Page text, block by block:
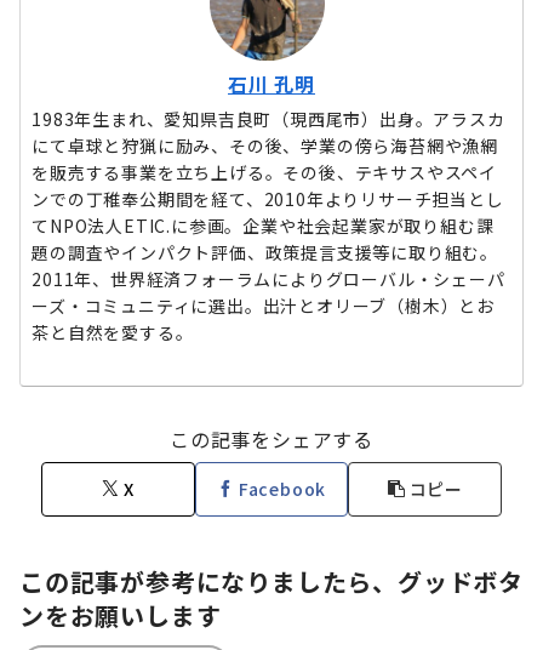
石川 孔明
1983年生まれ、愛知県吉良町（現西尾市）出身。アラスカ
にて卓球と狩猟に励み、その後、学業の傍ら海苔網や漁網
を販売する事業を立ち上げる。その後、テキサスやスペイ
ンでの丁稚奉公期間を経て、2010年よりリサーチ担当とし
てNPO法人ETIC.に参画。企業や社会起業家が取り組む課
題の調査やインパクト評価、政策提言支援等に取り組む。
2011年、世界経済フォーラムによりグローバル・シェーパ
ーズ・コミュニティに選出。出汁とオリーブ（樹木）とお
茶と自然を愛する。
この記事をシェアする
X Facebook コピー
この記事が参考になりましたら、グッドボタ
ンをお願いします